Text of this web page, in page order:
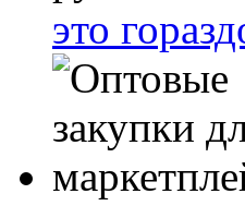
это